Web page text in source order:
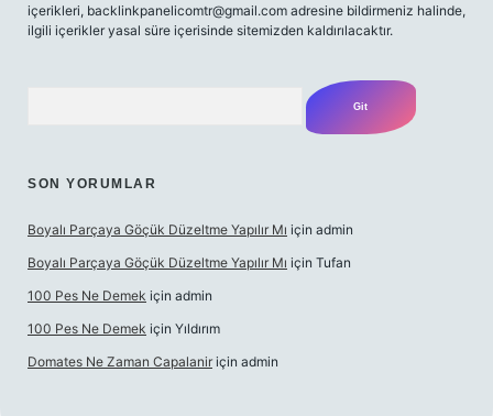
içerikleri, backlinkpanelicomtr@gmail.com adresine bildirmeniz halinde,
ilgili içerikler yasal süre içerisinde sitemizden kaldırılacaktır.
SON YORUMLAR
Boyalı Parçaya Göçük Düzeltme Yapılır Mı için admin
Boyalı Parçaya Göçük Düzeltme Yapılır Mı için Tufan
100 Pes Ne Demek için admin
100 Pes Ne Demek için Yıldırım
Domates Ne Zaman Capalanir için admin